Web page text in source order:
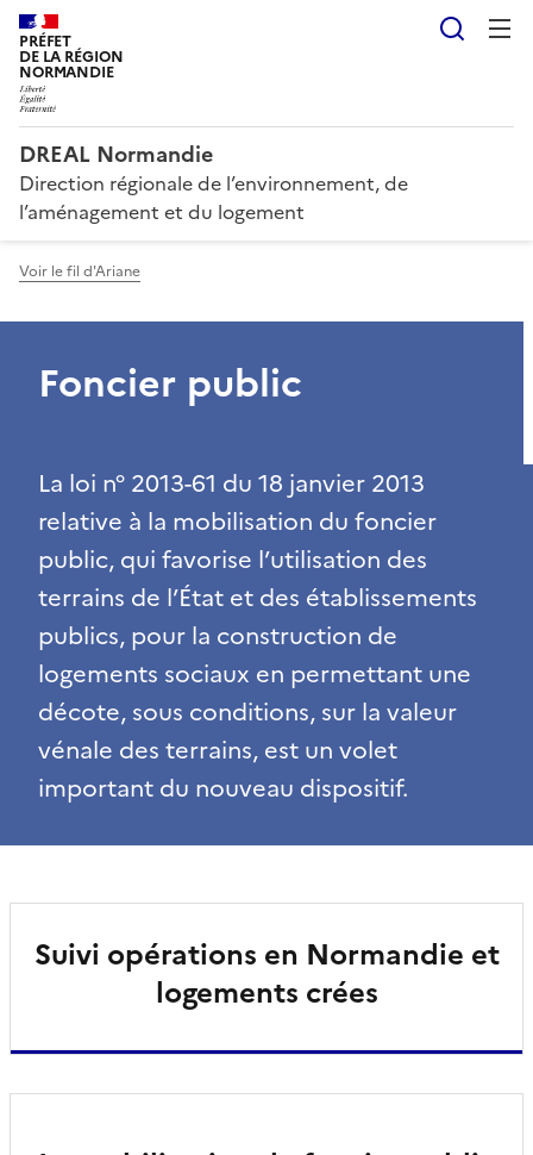
PRÉFET
DE LA RÉGION
NORMANDIE
DREAL Normandie
Direction régionale de l’environnement, de
l’aménagement et du logement
Voir le fil d'Ariane
Foncier public
La loi n° 2013-61 du 18 janvier 2013
relative à la mobilisation du foncier
public, qui favorise l’utilisation des
terrains de l’État et des établissements
publics, pour la construction de
logements sociaux en permettant une
décote, sous conditions, sur la valeur
vénale des terrains, est un volet
important du nouveau dispositif.
Suivi opérations en Normandie et
logements crées